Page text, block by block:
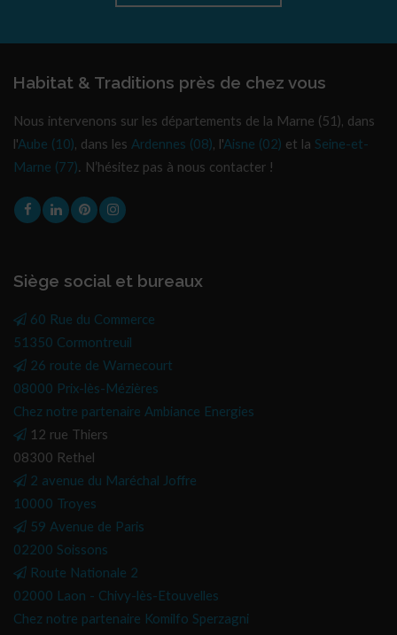
Habitat & Traditions près de chez vous
Nous intervenons sur les départements de la Marne (51), dans
l'Aube (10), dans les Ardennes (08), l'Aisne (02) et la Seine-et-
Marne (77). N’hésitez pas à nous contacter !
Siège social et bureaux
60 Rue du Commerce
51350 Cormontreuil
26 route de Warnecourt
08000 Prix-lès-Mézières
Chez notre partenaire Ambiance Energies
12 rue Thiers
08300 Rethel
2 avenue du Maréchal Joffre
10000 Troyes
59 Avenue de Paris
02200 Soissons
Route Nationale 2
02000 Laon - Chivy-lès-Etouvelles
Chez notre partenaire Komilfo Sperzagni